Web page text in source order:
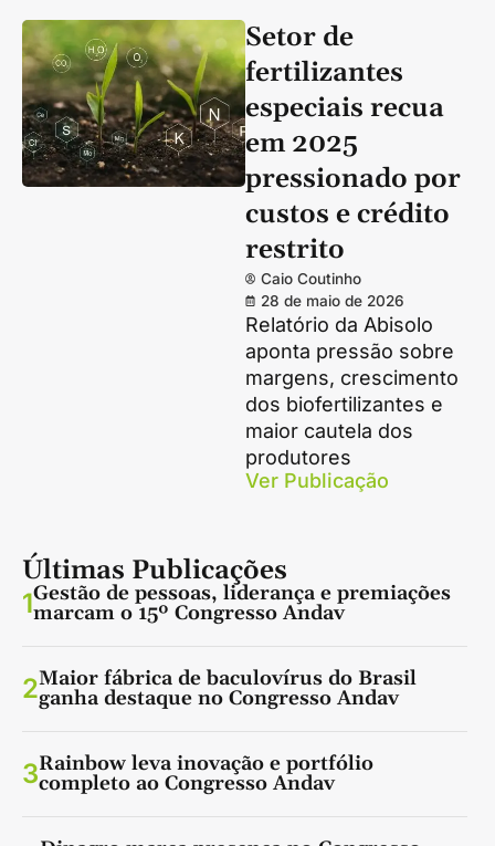
Setor de
fertilizantes
especiais recua
em 2025
pressionado por
custos e crédito
restrito
Caio Coutinho
28 de maio de 2026
Relatório da Abisolo
aponta pressão sobre
margens, crescimento
dos biofertilizantes e
maior cautela dos
produtores
Ver Publicação
Últimas Publicações
1Gestão de pessoas, liderança e premiações
marcam o 15º Congresso Andav
2Maior fábrica de baculovírus do Brasil
ganha destaque no Congresso Andav
3Rainbow leva inovação e portfólio
completo ao Congresso Andav